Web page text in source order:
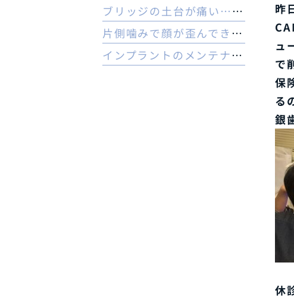
昨
ュ
で
保
る
銀
休
ブリッジの土台が痛い…やり直すべき？インプラントとの判断基準を解説
片側噛みで顔が歪んできた…奥歯を失った40代女性のインプラントという選択肢
インプラントのメンテナンスに行かないとどうなる？ 他院でやってもいいの？